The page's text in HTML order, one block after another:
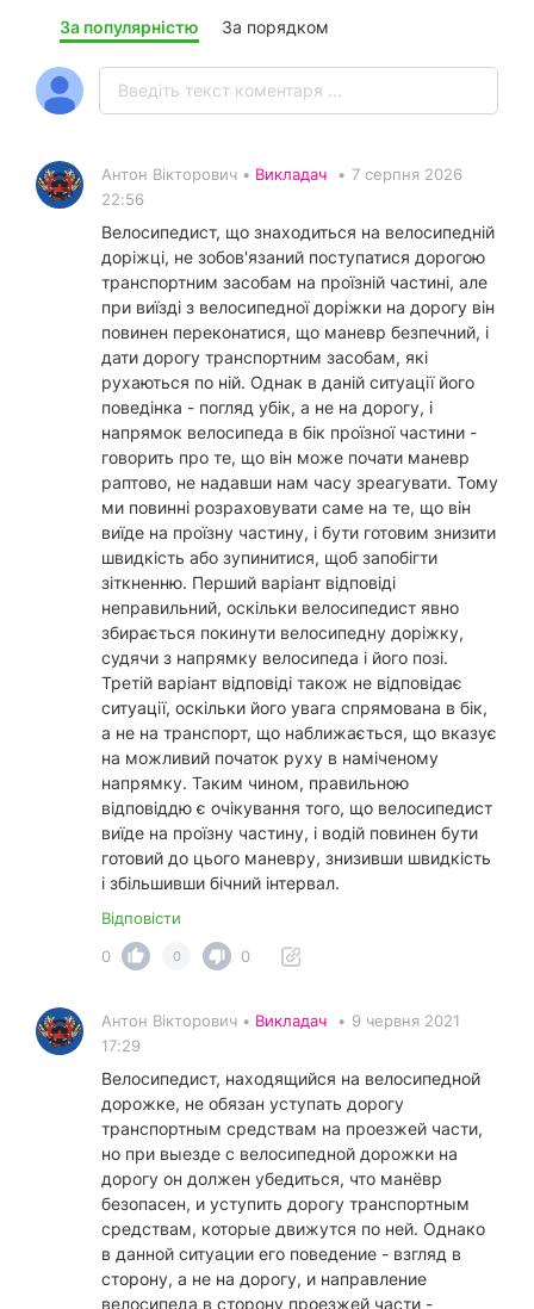
За популярністю За порядком
Антон Вікторович • Викладач • 7 серпня 2026
22:56
Велосипедист, що знаходиться на велосипедній
доріжці, не зобов'язаний поступатися дорогою
транспортним засобам на проїзній частині, але
при виїзді з велосипедної доріжки на дорогу він
повинен переконатися, що маневр безпечний, і
дати дорогу транспортним засобам, які
рухаються по ній. Однак в даній ситуації його
поведінка - погляд убік, а не на дорогу, і
напрямок велосипеда в бік проїзної частини -
говорить про те, що він може почати маневр
раптово, не надавши нам часу зреагувати. Тому
ми повинні розраховувати саме на те, що він
виїде на проїзну частину, і бути готовим знизити
швидкість або зупинитися, щоб запобігти
зіткненню. Перший варіант відповіді
неправильний, оскільки велосипедист явно
збирається покинути велосипедну доріжку,
судячи з напрямку велосипеда і його позі.
Третій варіант відповіді також не відповідає
ситуації, оскільки його увага спрямована в бік,
а не на транспорт, що наближається, що вказує
на можливий початок руху в наміченому
напрямку. Таким чином, правильною
відповіддю є очікування того, що велосипедист
виїде на проїзну частину, і водій повинен бути
готовий до цього маневру, знизивши швидкість
і збільшивши бічний інтервал.
Відповісти
0
0 0
Антон Вікторович • Викладач • 9 червня 2021
17:29
Велосипедист, находящийся на велосипедной
дорожке, не обязан уступать дорогу
транспортным средствам на проезжей части,
но при выезде с велосипедной дорожки на
дорогу он должен убедиться, что манёвр
безопасен, и уступить дорогу транспортным
средствам, которые движутся по ней. Однако
в данной ситуации его поведение - взгляд в
сторону, а не на дорогу, и направление
велосипеда в сторону проезжей части -